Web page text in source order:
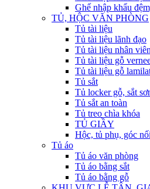
Ghế nhập khẩu
TỦ, HỘC VĂN PHÒNG
Tủ tài liệu
Tủ tài liệu lãnh đạo
Tủ tài liệu nhân viên
Tủ tài liệu gỗ
Tủ tài liệu gỗ
Tủ sắt
Tủ locker gỗ, sắt
Tủ sắt an toàn
Tủ treo chìa khóa
TỦ GIẦY
Hộc, tủ phụ, góc nối
Tủ áo
Tủ áo văn phòng
Tủ áo bằng sắt
Tủ áo bằng gỗ